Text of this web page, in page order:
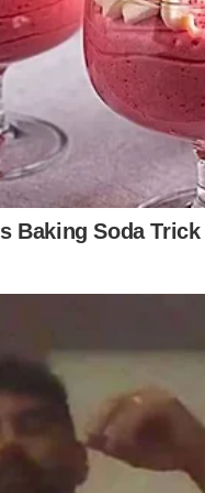
INVESTIGAÇÃO
Ex-Vasco, Carlos
investigado em
contra tráfico no
VEJA